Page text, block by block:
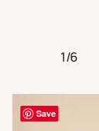
1/6
Save